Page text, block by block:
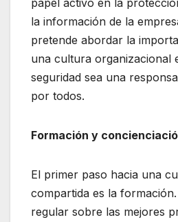
la información de la
pretende abordar la
una cultura organizacional
seguridad sea una
por todos.
Formación y
El primer paso hacia una
compartida es la
regular sobre las mejores